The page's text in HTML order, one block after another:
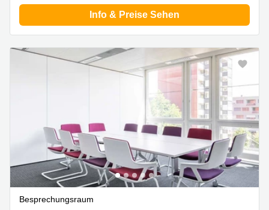
Info & Preise Sehen
Besprechungsraum